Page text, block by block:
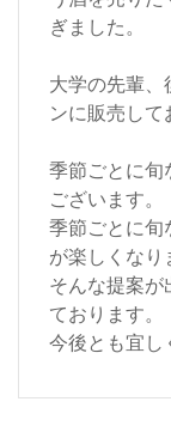
ぎました。
大学の先輩、
ンに販売して
季節ごとに旬
ございます。
季節ごとに旬
が楽しくなり
そんな提案が
ております。
今後とも宜し